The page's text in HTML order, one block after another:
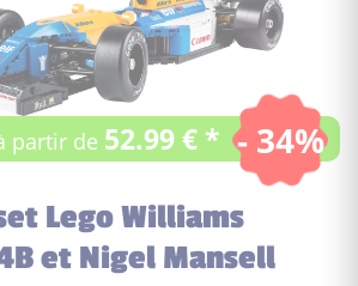
partir de 52.99 € * - 34%
Lego Williams
et Nigel Mansell